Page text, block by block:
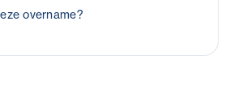
overname?